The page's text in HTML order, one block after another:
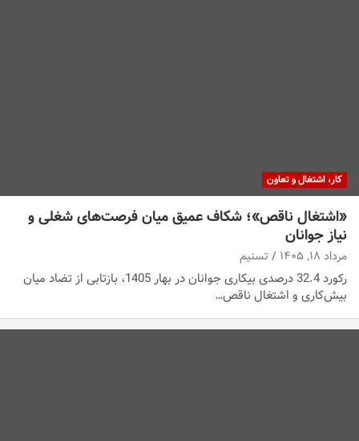
کار، اشتغال و تعاون
«اشتغال ناقص»؛ شکاف عمیق میان فرصت‌های شغلی و
نیاز جوانان
مرداد ۱۸, ۱۴۰۵ تسنیم
رکورد 32.4 درصدی بیکاری جوانان در بهار 1405، بازتابی از تضاد میان
بیش‌کاری و اشتغال ناقص…